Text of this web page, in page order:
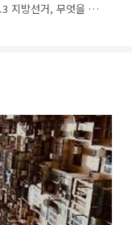
2026년 6.3 지방선거, 무엇을 남겼나?